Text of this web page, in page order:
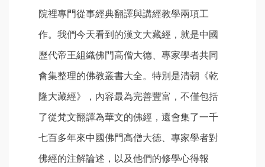
院裡專門從事經典翻譯與講經教學兩項工
作。我們今天看到的漢文大藏經，就是中國
歷代帝王組織佛門高僧大德、專家學者共同
會集整理的佛教叢書大全。特別是清朝《乾
隆大藏經》，內容最為完善豐富，不僅包括
了從梵文翻譯為華文的佛經，還會集了一千
七百多年來中國佛門高僧大德、專家學者對
佛經的注解論述，以及他們的修學心得報